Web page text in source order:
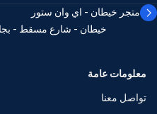
متجر خيطان - اي وان ستور
خيطان - شارع مسقط -
معلومات عامة
تواصل معنا